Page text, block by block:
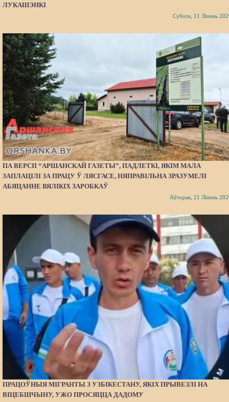
ЛУКАШЭНКІ
Субота, 11 Ліпень
ПА ВЕРСІІ “АРШАНСКАЙ ГАЗЕТЫ”, ПАДЛЕТКІ, ЯКІМ МАЛА
ЗАПЛАЦІЛІ ЗА ПРАЦУ Ў ЛЯСГАСЕ, НЯПРАВІЛЬНА ЗРАЗУМЕЛІ
АБЯЦАННЕ ВЯЛІКІХ ЗАРОБКАЎ
Аўторак, 21 Ліпень
ПРАЦОЎНЫЯ МІГРАНТЫ З УЗБІКЕСТАНУ, ЯКІХ ПРЫВЕЗЛІ НА
ВІЦЕБШЧЫНУ, УЖО ПРОСЯЦЦА ДАДОМУ